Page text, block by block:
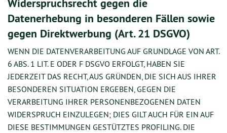
Widerspruchsrecht gegen die
Datenerhebung in besonderen Fällen sowie
gegen Direktwerbung (Art. 21 DSGVO)
WENN DIE DATENVERARBEITUNG AUF GRUNDLAGE VON ART.
6 ABS. 1 LIT. E ODER F DSGVO ERFOLGT, HABEN SIE
JEDERZEIT DAS RECHT, AUS GRÜNDEN, DIE SICH AUS IHRER
BESONDEREN SITUATION ERGEBEN, GEGEN DIE
VERARBEITUNG IHRER PERSONENBEZOGENEN DATEN
WIDERSPRUCH EINZULEGEN; DIES GILT AUCH FÜR EIN AUF
DIESE BESTIMMUNGEN GESTÜTZTES PROFILING. DIE